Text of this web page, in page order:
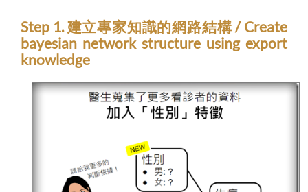
Step 1. 建立專家知識的網路結構 / Create
bayesian network structure using export
knowledge